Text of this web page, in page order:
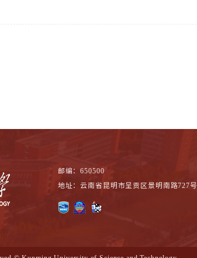
邮编：650500
地址：云南省昆明市呈贡区景明南路727号